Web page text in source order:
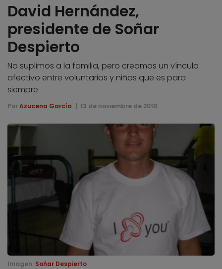
David Hernández,
presidente de Soñar
Despierto
No suplimos a la familia, pero creamos un vínculo
afectivo entre voluntarios y niños que es para
siempre
Por Azucena García 13 de noviembre de 2010
Imagen: Soñar Despierto